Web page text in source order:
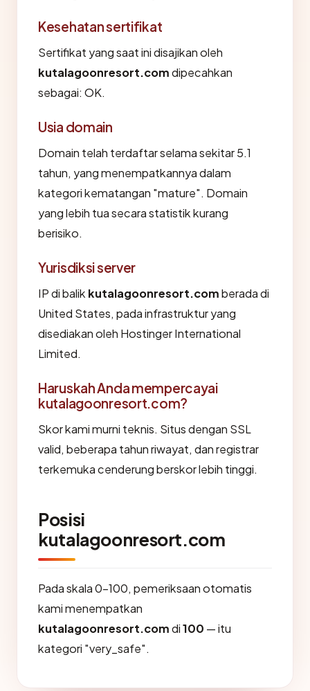
Kesehatan sertifikat
Sertifikat yang saat ini disajikan oleh
kutalagoonresort.comdipecahkan
sebagai: OK.
Usia domain
Domain telah terdaftar selama sekitar 5.1
tahun, yang menempatkannya dalam
kategori kematangan "mature". Domain
yang lebih tua secara statistik kurang
berisiko.
Yurisdiksi server
IP di balik kutalagoonresort.comberada di
United States, pada infrastruktur yang
disediakan oleh Hostinger International
Limited.
Haruskah Anda mempercayai
kutalagoonresort.com?
Skor kami murni teknis. Situs dengan SSL
valid, beberapa tahun riwayat, dan registrar
terkemuka cenderung berskor lebih tinggi.
Posisi
kutalagoonresort.com
Pada skala 0-100, pemeriksaan otomatis
kami menempatkan
kutalagoonresort.comdi100 — itu
kategori "very_safe".